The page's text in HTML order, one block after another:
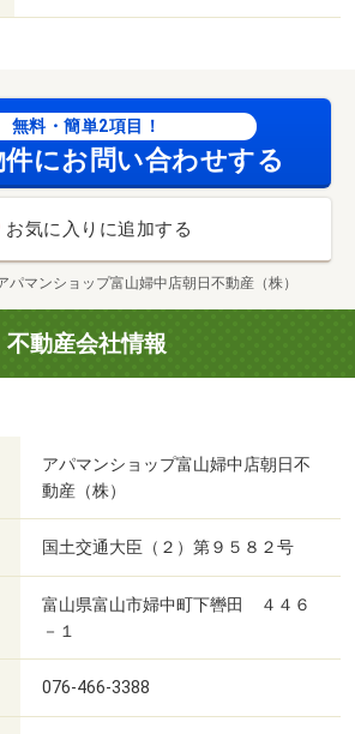
無料・簡単2項目！
件にお問い合わせする
お気に入りに追加する
パマンショップ富山婦中店朝日不動産（株）
不動産会社情報
アパマンショップ富山婦中店朝日不
動産（株）
国土交通大臣（２）第９５８２号
富山県富山市婦中町下轡田 ４４６
－１
076-466-3388